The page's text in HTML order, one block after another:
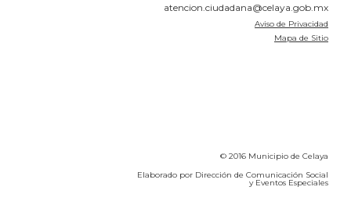
atencion.ciudadana@celaya.gob.mx
Aviso de Privacidad
Mapa de Sitio
© 2016 Municipio de Celaya
Elaborado por Dirección de Comunicación Social
y Eventos Especiales